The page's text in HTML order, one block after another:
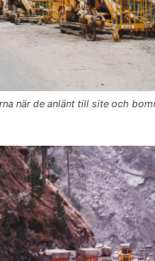
när de anlänt till site och